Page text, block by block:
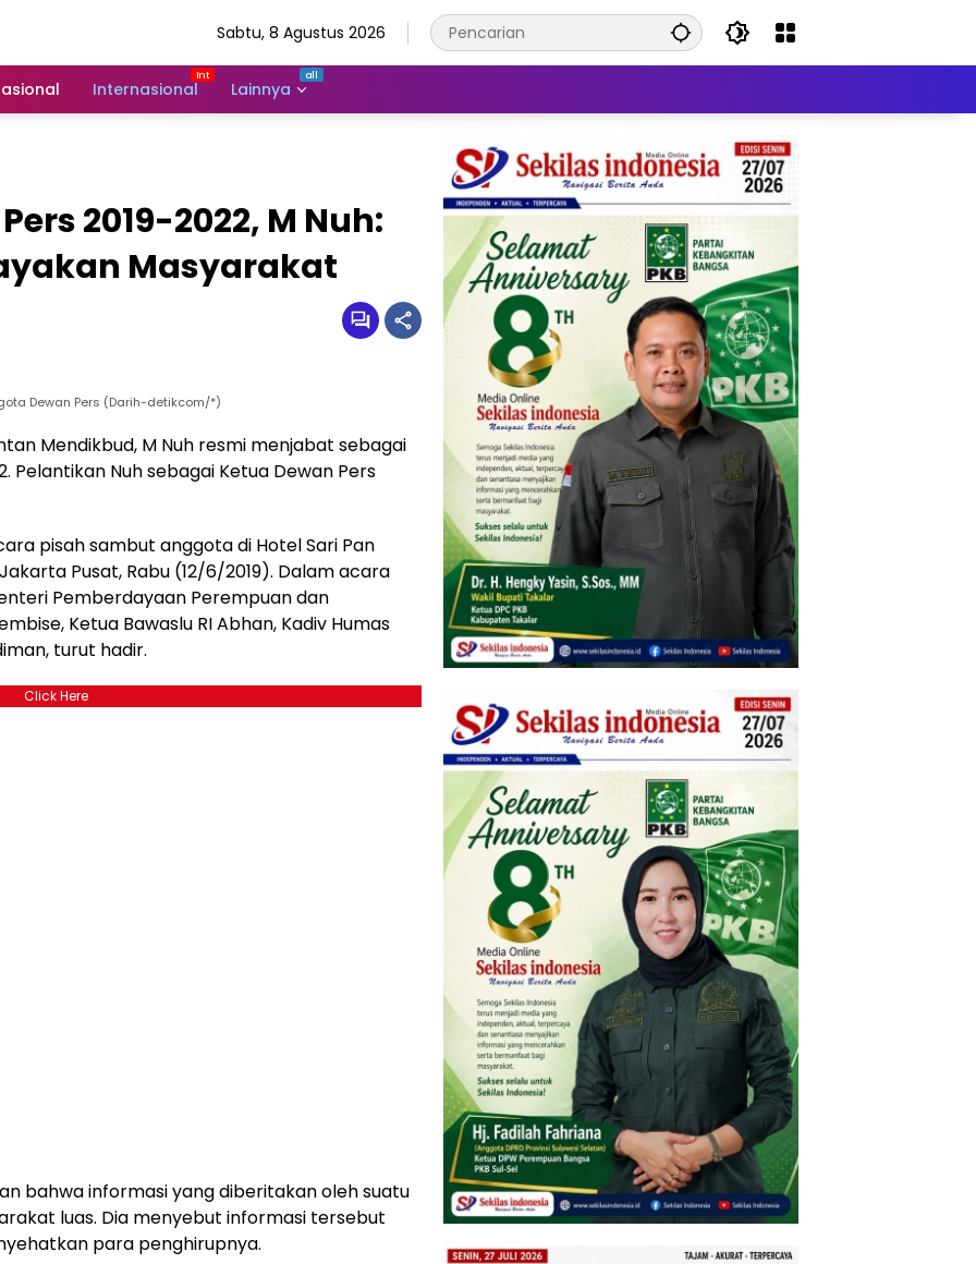
Sabtu, 8 Agustus 2026
Internasional Lainnya
2019-2022, M Nuh:
Masyarakat
Dewan Pers (Darih-detikcom/*)
Mendikbud, M Nuh resmi menjabat sebagai
Pelantikan Nuh sebagai Ketua Dewan Pers
pisah sambut anggota di Hotel Sari Pan
Pusat, Rabu (12/6/2019). Dalam acara
Pemberdayaan Perempuan dan
Ketua Bawaslu RI Abhan, Kadiv Humas
turut hadir.
Click Here
bahwa informasi yang diberitakan oleh suatu
luas. Dia menyebut informasi tersebut
para penghirupnya.